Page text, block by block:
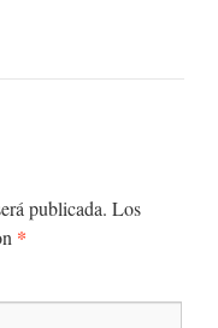
publicada. Los
*